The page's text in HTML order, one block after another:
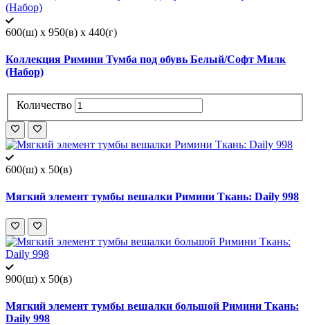
600(ш) x 950(в) x 440(г)
Коллекция Римини Тумба под обувь Белый/Софт Милк
(Набор)
Количество
600(ш) x 50(в)
Мягкий элемент тумбы вешалки Римини Ткань: Daily 998
900(ш) x 50(в)
Мягкий элемент тумбы вешалки большой Римини Ткань:
Daily 998